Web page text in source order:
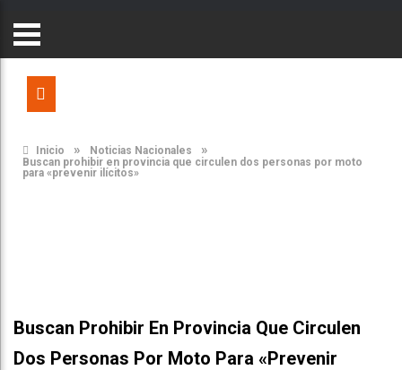
Inicio » Noticias Nacionales »
Buscan prohibir en provincia que circulen dos personas por moto
para «prevenir ilícitos»
Buscan Prohibir En Provincia Que Circulen
Dos Personas Por Moto Para «prevenir